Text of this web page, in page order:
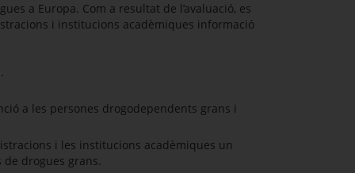
a Europa. Com a resultat de l’avaluació, es
i institucions acadèmiques informació
a les persones drogodependents grans i
i les institucions acadèmiques un
drogues grans.